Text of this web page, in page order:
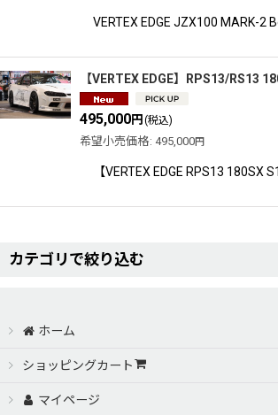
VERTEX EDGE JZX100 MARK-
【VERTEX EDGE】RPS13/RS13
495,000円 (税込)
希望小売価格: 495,000円
【VERTEX EDGE RPS13
カテゴリで絞り込む
S15 SILVIA（S15シルビア）
JZX／GX100 MARK-2（100系マークII）
ホーム
ショッピングカート
マイページ